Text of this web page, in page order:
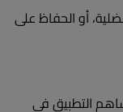
أو الحفاظ على
التطبيق في